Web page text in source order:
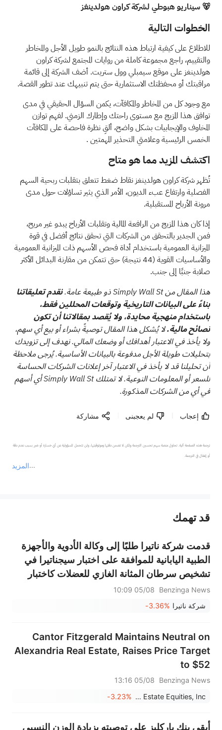
🐻 سيناريو هبوطي لشركة كراون هولدينغز
الخطوات التالية
للاطلاع على كيفية ارتباط هذه النتائج بالنمو طويل الأجل والمخاطر
والتقييم، راجع مجموعة كاملة منروايات المجتمعلشركة كراون
هولدينغز على موقع سيمبلي وول ستريت. أضف الشركة إلىقائمة
مراقبتكأو محفظتك الاستثماريةحتى يتم تنبيهك عند تطور القصة.
مع وجود كل من المخاطر والمكافآت، يكمن السؤال الحقيقي في مدى
توافق هذا المزيج مع مستوى راحتك وإطارك الزمني. لفهم توازن
المخاوف والإيجابيات بشكل واضح، ألقِ نظرة فاحصة على المكافآت
الخمس الرئيسية وعلامتي التحذير المهمتين.
اكتشف المزيد مما هو متاح
تُظهر شركة كراون هولدينغز نقاط ضغط تتعلق بتقلبات ربحية السهم
الفصلية وارتفاع عبء الديون، الأمر الذي يثير تساؤلات حول مدى
مرونة الأرباح المستقبلية.
إذا كان هذا المزيج من الرافعة المالية وتقلبات الأرباح يبدو غير مريح،
فمن الجدير بالتحقق من الشركات التي تحقق نتائج أفضل في قوة
الميزانية العمومية باستخدام أداة فحص الأسهم ذات الميزانية العمومية
والأساسيات القوية (44 نتيجة)
حتى تتمكن من مقارنة البدائل الأكثر
صلابة جنبًا إلى جنب.
هذا المقال من Simply Wall St ذو طبيعة عامة.
نقدم تعليقاتنا
بناءً على البيانات التاريخية وتوقعات المحللين فقط،
باستخدام منهجية محايدة، ولا يُقصد بمقالاتنا أن تكون
نصائح مالية.لا يُشكل هذا المقال توصيةً بشراء أو بيع أي سهم،
ولا يأخذ في الاعتبار أهدافك أو وضعك المالي. نهدف إلى تزويدك
بتحليلات طويلة الأجل مدفوعة بالبيانات الأساسية. يُرجى ملاحظة
أن تحليلنا قد لا يأخذ في الاعتبار آخر إعلانات الشركات الحساسة
للسعر أو المعلومات النوعية. لا تمتلك Simply Wall St أي أسهم
في أي من الشركات المذكورة.
إعجاب لم يعجبنى مشاركة
المزيد
ترجمة هذه الصفحة آلية. تحاول منصة سهم تحسين الترجمة ولكن لا تضمن دقتها وموثوقيتها، ولن تتحمل المسؤولية عن أي خسارة أو ضرر بسبب عدم دقة
أو إغفال في الترجمة.
عند الضرورة، يرجى استشارة مستشار استثمار محترف. لا تقدم منصة سهم أي مشورة استثمارية، ولا تقدم أي التزامات أو ضمانات.
قد تهمك
قدمت شركة ناتيرا طلبًا إلى وكالة الأدوية والأجهزة
الطبية اليابانية للموافقة على اختبار سيجناتيرا في
تشخيص سرطان المثانة الغازي للعضلات كاختبار
تشخيصي مساعد.
Benzinga News
05/08 10:09
شركة ناتيرا -3.36%
Cantor Fitzgerald Maintains Neutral on
Alexandria Real Estate, Raises Price Target
to $52
Benzinga News
05/08 13:16
Alexandria Real Estate Equities, Inc.
-3.23%
أبقى بنك باركليز على توصيته بزيادة الوزن النسبي